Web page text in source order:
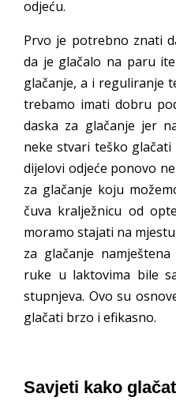
odjeću.
Prvo je potrebno znati
da je glačalo na paru
glačanje, a i reguliranje
trebamo imati dobru
daska za glačanje jer
neke stvari teško glačati
dijelovi odjeće ponovo
za glačanje koju
čuva kralježnicu od
moramo stajati na
za glačanje
ruke u laktovima bile
stupnjeva. Ovo su
glačati brzo i efikasno.
Savjeti kako